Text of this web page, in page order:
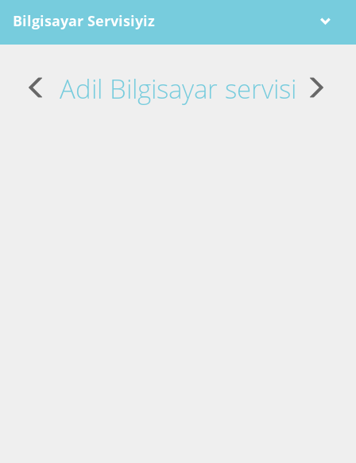
Bilgisayar Servisiyiz
Adil Bilgisayar servisi